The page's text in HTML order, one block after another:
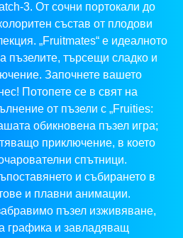
3. От сочни портокали до
състав от плодови
„Fruitmates“ е идеалното
пъзелите, търсещи сладко и
Започнете вашето
Потопете се в свят на
от пъзели с „Fruities:
обикновена пъзел игра;
приключение, в което
спътници.
и събирането в
и плавни анимации.
пъзел изживяване,
графика и завладяващ